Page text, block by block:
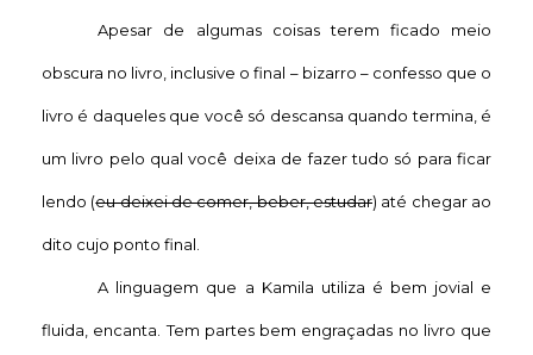
Apesar de algumas coisas terem ficado meio
obscura no livro, inclusive o final – bizarro – confesso que o
livro é daqueles que você só descansa quando termina, é
um livro pelo qual você deixa de fazer tudo só para ficar
lendo (eu deixei de comer, beber, estudar) até chegar ao
dito cujo ponto final.
A linguagem que a Kamila utiliza é bem jovial e
fluida, encanta. Tem partes bem engraçadas no livro que